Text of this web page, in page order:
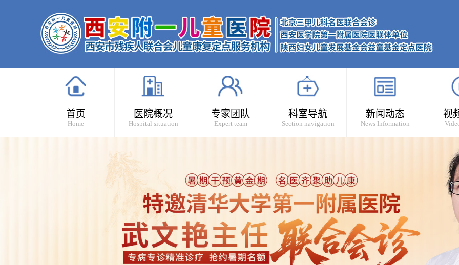
首页
Home
医院概况
Hospital situation
专家团队
Expert team
科室导航
Section navigation
新闻动态
News Information
视